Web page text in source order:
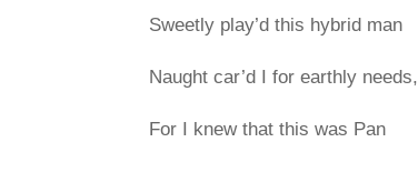
Sweetly play’d this hybrid man
Naught car’d I for earthly needs,
For I knew that this was Pan